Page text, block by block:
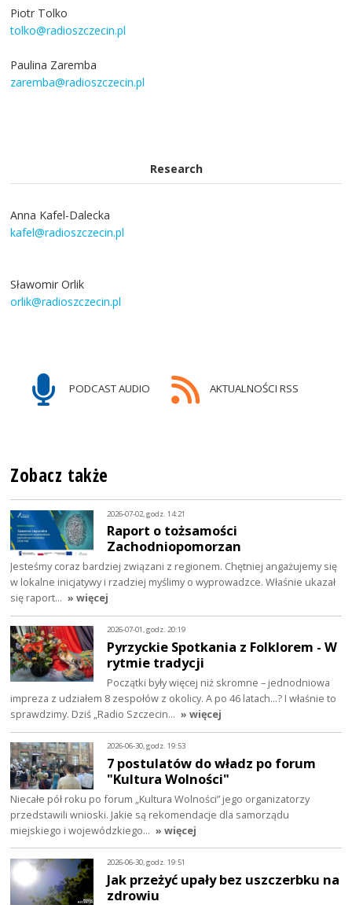
Piotr Tolko
tolko@radioszczecin.pl
Paulina Zaremba
zaremba@radioszczecin.pl
Research
Anna Kafel-Dalecka
kafel@radioszczecin.pl
Sławomir Orlik
orlik@radioszczecin.pl
PODCAST AUDIO AKTUALNOŚCI RSS
Zobacz także
2026-07-02, godz. 14:21
Raport o tożsamości
Zachodniopomorzan
Jesteśmy coraz bardziej związani z regionem. Chętniej angażujemy się
w lokalne inicjatywy i rzadziej myślimy o wyprowadzce. Właśnie ukazał
się raport… » więcej
2026-07-01, godz. 20:19
Pyrzyckie Spotkania z Folklorem - W
rytmie tradycji
Początki były więcej niż skromne – jednodniowa
impreza z udziałem 8 zespołów z okolicy. A po 46 latach…? I właśnie to
sprawdzimy. Dziś „Radio Szczecin… » więcej
2026-06-30, godz. 19:53
7 postulatów do władz po forum
"Kultura Wolności"
Niecałe pół roku po forum „Kultura Wolności” jego organizatorzy
przedstawili wnioski. Jakie są rekomendacje dla samorządu
miejskiego i wojewódzkiego… » więcej
2026-06-30, godz. 19:51
Jak przeżyć upały bez uszczerbku na
zdrowiu